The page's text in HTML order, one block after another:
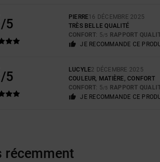
/5 PIERRE16 DÉCEMBRE 2025
TRÈS BELLE QUALITÉ
CONFORT: 5/5 RAPPORT
JE RECOMMANDE CE
/5 LUCYLE2 DÉCEMBRE 2025
COULEUR, MATIÈRE, CONFORT
CONFORT: 5/5 RAPPORT
JE RECOMMANDE CE
récemment